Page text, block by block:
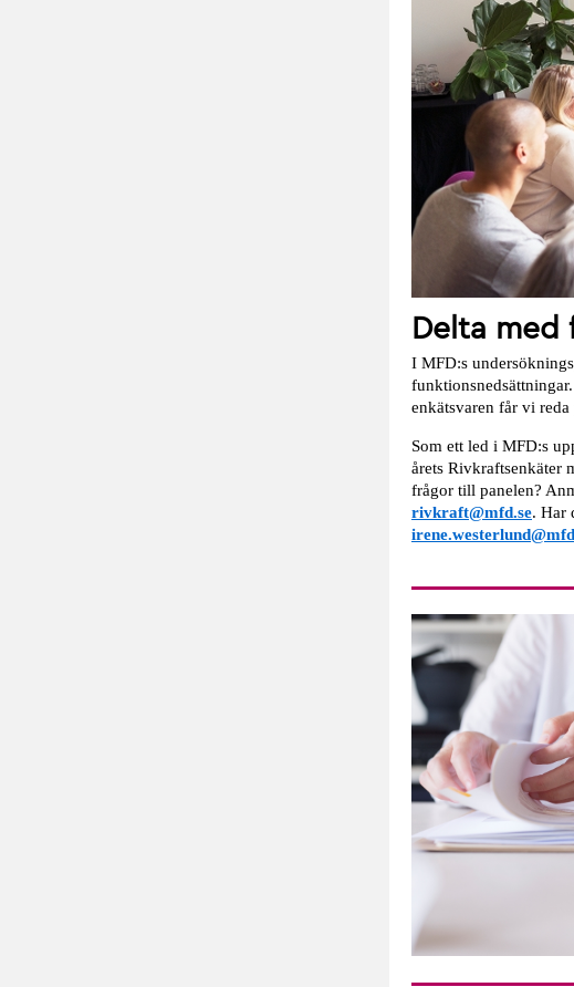
Delta med
I MFD:s
enkätsvaren får vi
Som ett led i MFD:s
årets Rivkraftsenkäter
frågor till panelen?
rivkraft@mfd.se. Har